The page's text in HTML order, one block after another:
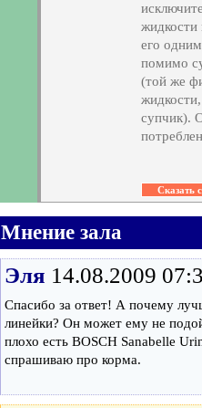
жидкости
его
помимо
(той же
супчик).
Мнение зала
Эля 14.08.2009
Спасибо за ответ! А почему
линейки? Он может ему не
плохо есть BOSCH Sanabelle
спрашиваю про корма.